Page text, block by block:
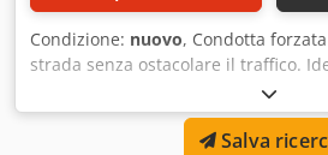
Condizione: nuovo, Condotta
strada senza ostacolare il traffico.
fertilizzazione con tubi flessibili o
e fanghi. Cedpfxeykcd Se Ah Seha
Salva